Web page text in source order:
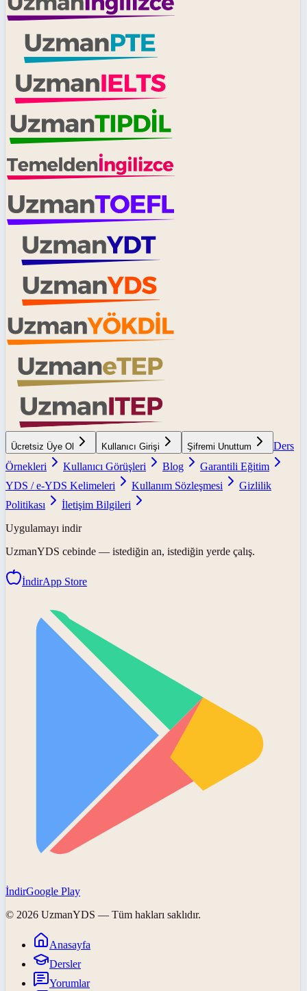
Ücretsiz Üye Ol Kullanıcı Girişi Şifremi Unuttum
Ders
Örnekleri
Kullanıcı Görüşleri Blog
Garantili Eğitim
YDS / e-YDS Kelimeleri
Kullanım Sözleşmesi
Gizlilik
Politikası
İletişim Bilgileri
Uygulamayı indir
UzmanYDS cebinde — istediğin an, istediğin yerde çalış.
İndirApp Store
İndirGoogle Play
© 2026 UzmanYDS — Tüm hakları saklıdır.
Anasayfa
Dersler
Yorumlar